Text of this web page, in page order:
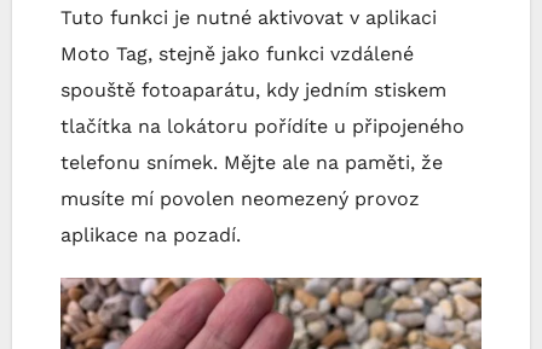
Tuto funkci je nutné aktivovat v aplikaci
Moto Tag, stejně jako funkci vzdálené
spouště fotoaparátu, kdy jedním stiskem
tlačítka na lokátoru pořídíte u připojeného
telefonu snímek. Mějte ale na paměti, že
musíte mí povolen neomezený provoz
aplikace na pozadí.